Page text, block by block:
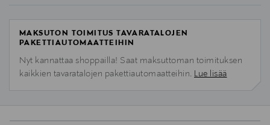
MAKSUTON TOIMITUS TAVARATALOJEN
PAKETTIAUTOMAATTEIHIN
Nyt kannattaa shoppailla! Saat maksuttoman toimituksen
kaikkien tavaratalojen pakettiautomaatteihin. Lue lisää